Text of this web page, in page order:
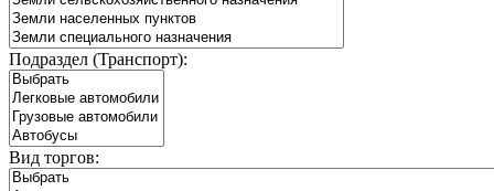
Подраздел (Транспорт):
Вид торгов: